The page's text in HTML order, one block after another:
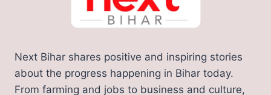
होगी
विभाग
ने
Next Bihar shares positive and inspiring stories
about the progress happening in Bihar today.
From farming and jobs to business and culture,